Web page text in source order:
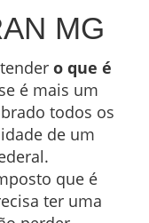
MG
o que é
é mais um
todos os
de um
que é
ter uma